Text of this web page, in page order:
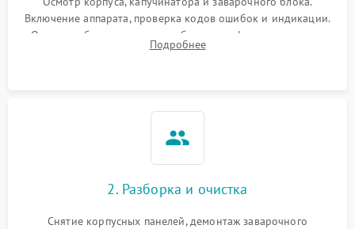
Включение аппарата, проверка кодов ошибок и индикации.
Оценка работы помпы, термоблока и кофемолки на слух.
Измерение температуры и давления воды для выявления
Подробнее
2. Разборка и очистка
Снятие корпусных панелей, демонтаж заварочного